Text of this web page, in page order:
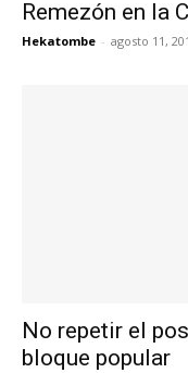
Remezón en la
Hekatombe - agosto 11,
No repetir el
bloque popular